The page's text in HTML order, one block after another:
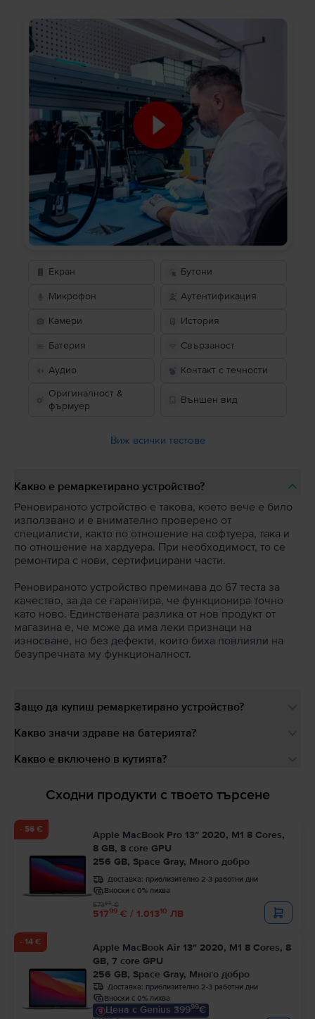
Екран Бутони
Микрофон Аутентификация
Камери История
Батерия Свързаност
Аудио
Контакт с течности
Оригиналност &
фърмуер
Външен вид
Виж всички тестове
Какво е ремаркетирано устройство?
Реновираното устройство е такова, което вече е било
използвано и е внимателно проверено от
специалисти, както по отношение на софтуера, така и
по отношение на хардуера. При необходимост, то се
ремонтира с нови, сертифицирани части.
Реновираното устройство преминава до 67 теста за
качество, за да се гарантира, че функционира точно
като ново. Единствената разлика от нов продукт от
магазина е, че може да има леки признаци на
износване, но без дефекти, които биха повлияли на
безупречната му функционалност.
Защо да купиш ремаркетирано устройство?
Какво значи здраве на батерията?
Какво е включено в кутията?
Сходни продукти с твоето търсене
- 56 €
Apple MacBook Pro 13″ 2020, M1 8 Cores,
8 GB, 8 core GPU
256 GB, Space Gray, Много добро
Доставка: приблизително 2-3 работни дни
Вноски с 0% лихва
51799 € / 1.01310 ЛВ
57399€
- 14 €
Apple MacBook Air 13″ 2020, M1 8 Cores, 8
GB, 7 core GPU
256 GB, Space Gray, Много добро
Доставка: приблизително 2-3 работни дни
Вноски с 0% лихва
Цена с Genius 39999€